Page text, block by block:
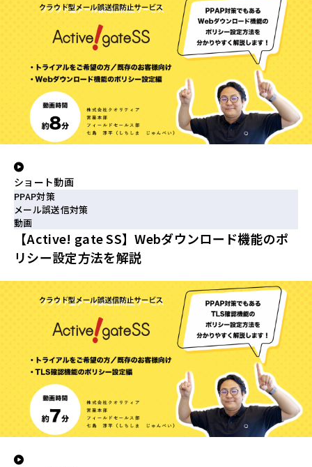
ショート動画
PPAP対策
メール誤送信対策
動画
【Active! gate SS】Webダウンロード機能のポ
リシー設定方法を解説